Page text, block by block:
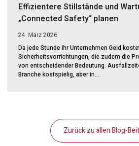
Effizientere Stillstände und
„Connected Safety“ planen
24. März 2026
Da jede Stunde Ihr Unternehmen Geld
Sicherheitsvorrichtungen, die zudem die
von entscheidender Bedeutung.
Branche kostspielig, aber in...
Zurück zu allen Blog-